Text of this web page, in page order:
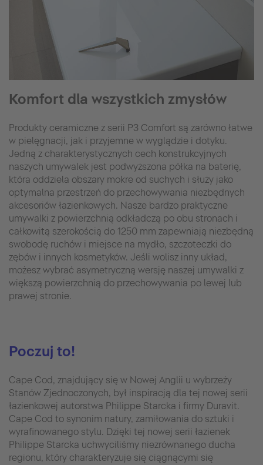
Komfort dla wszystkich zmysłów
Produkty ceramiczne z serii P3 Comfort są zarówno łatwe
w pielęgnacji, jak i przyjemne w wyglądzie i dotyku.
Jedną z charakterystycznych cech konstrukcyjnych
naszych umywalek jest podwyższona półka na baterię,
która oddziela obszary mokre od suchych i służy jako
optymalna przestrzeń do przechowywania niezbędnych
akcesoriów łazienkowych. Nasze bardzo praktyczne
umywalki z powierzchnią odkładczą po obu stronach i
całkowitą szerokością do 1250 mm zapewniają niezbędną
swobodę ruchów i miejsce na mydło, szczoteczki do
zębów i innych kosmetyków. Jeśli wolisz inny układ,
możesz wybrać asymetryczną wersję naszej umywalki z
większą powierzchnią do przechowywania po lewej lub
prawej stronie.
Poczuj to!
Cape Cod, znajdujący się w Nowej Anglii u wybrzeży
Stanów Zjednoczonych, był inspiracją dla tej nowej serii
łazienkowej autorstwa Philippe Starcka i firmy Duravit.
Cape Cod to synonim natury, zamiłowania do sztuki i
wyrafinowanego stylu. Dzięki tej nowej serii łazienek
Philippe Starcka uchwyciliśmy niezrównanego ducha
regionu, który charakteryzuje się ciągnącymi się